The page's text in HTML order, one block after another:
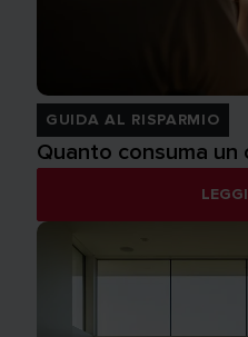
GUIDA AL RISPARMIO
Quanto consuma un